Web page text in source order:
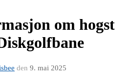
om hogst
den 9. mai 2025